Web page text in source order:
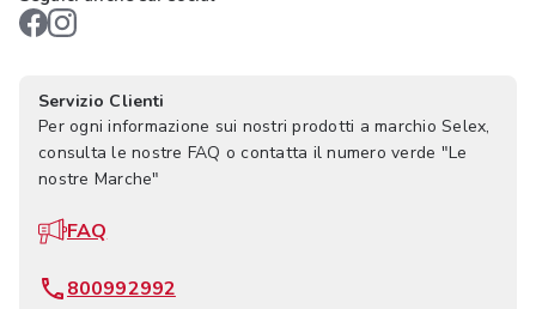
Servizio Clienti
Per ogni informazione sui nostri prodotti a marchio Selex,
consulta le nostre FAQ o contatta il numero verde "Le
nostre Marche"
FAQ
800992992